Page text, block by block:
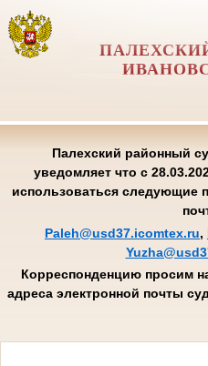
Палехский районный
уведомляет что с
использоваться следующие
Paleh@usd37.icomtex.ru,
Корреспонденцию просим
адреса электронной почты